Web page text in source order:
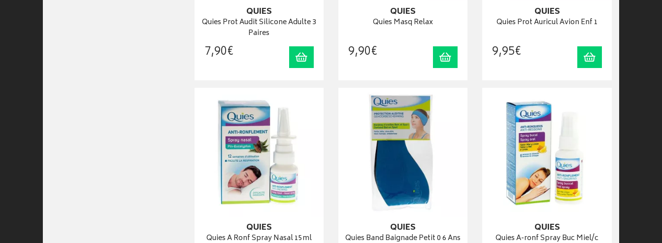
QUIES
Quies Prot Audit Silicone Adulte 3
Paires
7,90€ Ajouter au panier
QUIES
Quies Masq Relax
9,90€ Ajouter au panier
QUIES
Quies Prot Auricul Avion Enf 1
9,95€ Ajouter au panier
QUIES
Quies A Ronf Spray Nasal 15ml
QUIES
Quies Band Baignade Petit 0 6 Ans
QUIES
Quies A-ronf Spray Buc Miel/c